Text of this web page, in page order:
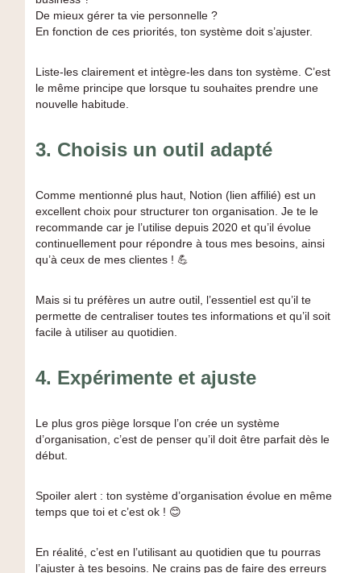
De mieux gérer ta vie personnelle ?
En fonction de ces priorités, ton système doit s’ajuster.
Liste-les clairement et intègre-les dans ton système. C’est
le même principe que lorsque tu souhaites prendre une
nouvelle habitude.
3. Choisis un outil adapté
Comme mentionné plus haut, Notion (lien affilié) est un
excellent choix pour structurer ton organisation. Je te le
recommande car je l’utilise depuis 2020 et qu’il évolue
continuellement pour répondre à tous mes besoins, ainsi
qu’à ceux de mes clientes ! 💪
Mais si tu préfères un autre outil, l’essentiel est qu’il te
permette de centraliser toutes tes informations et qu’il soit
facile à utiliser au quotidien.
4. Expérimente et ajuste
Le plus gros piège lorsque l’on crée un système
d’organisation, c’est de penser qu’il doit être parfait dès le
début.
Spoiler alert : ton système d’organisation évolue en même
temps que toi et c’est ok ! 😊
En réalité, c’est en l’utilisant au quotidien que tu pourras
l’ajuster à tes besoins. Ne crains pas de faire des erreurs